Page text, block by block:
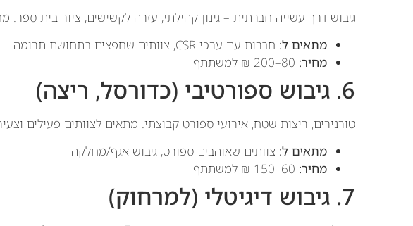
גיבוש דרך עשייה חברתית – גינון קהילתי, עזרה לקשישים, ציור בית
מתאים ל: חברות עם ערכי CSR, צוותים שחפצים בתחושת תרומה
מחיר:
6. גיבוש ספורטיבי (כדורסל, ריצה)
טורנירים, ריצות שטח, אירועי ספורט קבוצתי. מתאים לצוותים פעילים
מתאים ל: צוותים שאוהבים ספורט, גיבוש אגף/מחלקה
מחיר:
7. גיבוש דיגיטלי (למרחוק)